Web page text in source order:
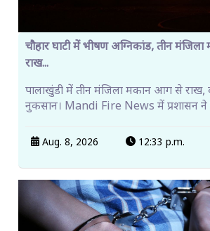
चौहार घाटी में भीषण अग्निकांड, तीन
राख...
पालाखुंडी में तीन मंजिला मकान आग से राख,
नुकसान। Mandi Fire News में प्रशासन ने
Aug. 8, 2026 12:33 p.m.